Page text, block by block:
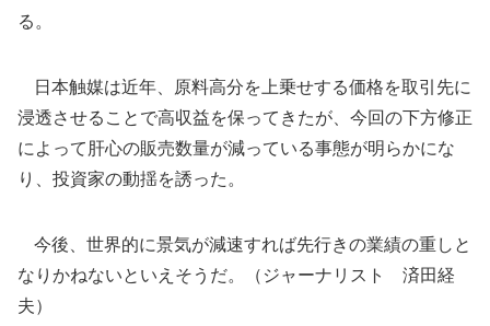
る。
日本触媒は近年、原料高分を上乗せする価格を取引先に
浸透させることで高収益を保ってきたが、今回の下方修正
によって肝心の販売数量が減っている事態が明らかにな
り、投資家の動揺を誘った。
今後、世界的に景気が減速すれば先行きの業績の重しと
なりかねないといえそうだ。（ジャーナリスト 済田経
夫）